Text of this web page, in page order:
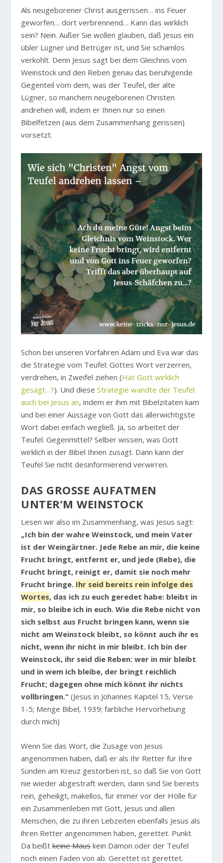
Als neugeborener Christ ausgerissen… ins Feuer
geworfen… dort verbrennend… Kann das wirklich
sein? Nein. Außer Sie wollen glauben, daß Jesus ein
übler Lügner und Betrüger ist, und Sie schamlos
verkohlt. Denn Jesus sagt bei dem Gleichnis vom
Weinstock und den Reben genau das beruhigende
Gegenteil vom dem, was der Teufel, der alte
Lügner, so manchem neugeborenen Christen
andrehen will, indem er Ihnen nur so einen
Bibelfetzen (aus dem Zusammenhang gerissen)
vorsetzt.
Schon bei unseren Vorfahren Adam und Eva war das
die Strategie vom Teufel: Gottes Wort verzerren,
verdrehen, in Zweifel ziehen (Hat Gott wirklich
gesagt…?). Und dieseStrategie wandte der Teufel
auch bei Jesus an, indem er ihm mit Bibelzitaten kam
und bei einer Aussage von Gott das allerwichtigste
Wort dabei einfach wegließ. Ja, so arbeitet der
Teufel. Gegenmittel? Selber wissen, was Gott
wirklich in der Bibel Ihnen zusagt. Dann kann der
Teufel Sie nicht desinformierend verwirren.
DAS GROSSE AUFATMEN U
NTER’M WEINSTOCK
Lesen wir also im Zusammenhang, was Jesus sagt:
„Ich bin der wahre Weinstock, und mein Vater
ist der Weingärtner. Jede Rebe an mir, die keine
Frucht bringt, entfernt er, und jede (Rebe), die
Frucht bringt, reinigt er, damit sie noch mehr
Frucht bringe. Ihr seid bereits rein infolge des
Wortes, das ich zu euch geredet habe: bleibt in
mir, so bleibe ich in euch. Wie die Rebe nicht von
sich selbst aus Frucht bringen kann, wenn sie
nicht am Weinstock bleibt, so könnt auch ihr es
nicht, wenn ihr nicht in mir bleibt. Ich bin der
Weinstock, ihr seid die Reben: wer in mir bleibt
und in wem ich bleibe, der bringt reichlich
Frucht; dagegen ohne mich könnt ihr nichts
vollbringen.“ (Jesus in Johannes Kapitel 15, Verse
1-5; Menge Bibel, 1939; farbliche Hervorhebung
durch mich)
Wenn Sie das Wort, die Zusage von Jesus
angenommen haben, daß er als Ihr Retter für Ihre
Sünden am Kreuz gestorben ist, so daß Sie von Gott
nie wieder abgestraft werden, dann sind Sie bereits
rein, geheiligt, makellos, für immer vor der Hölle für
ein Zusammenleben mit Gott, Jesus und allen
Menschen, die zu ihren Lebzeiten ebenfalls Jesus als
ihren Retter angenommen haben, gerettet. Punkt.
Da beißtkeine Mauskein Dämon oder der Teufel
noch einen Faden von ab. Gerettet ist gerettet.